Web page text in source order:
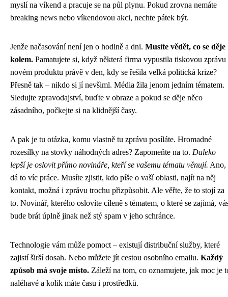
myslí na víkend a pracuje se na půl plynu. Pokud zrovna nemáte
breaking news nebo víkendovou akci, nechte pátek být.
Jenže načasování není jen o hodině a dni. Musíte vědět, co se děje
kolem. Pamatujete si, když některá firma vypustila tiskovou zprávu
novém produktu právě v den, kdy se řešila velká politická krize?
Přesně tak – nikdo si jí nevšiml. Média žila jenom jedním tématem.
Sledujte zpravodajství, buďte v obraze a pokud se děje něco
zásadního, počkejte si na klidnější časy.
A pak je tu otázka, komu vlastně tu zprávu posíláte. Hromadné
rozesílky na stovky náhodných adres? Zapomeňte na to. Daleko
lepší je oslovit přímo novináře, kteří se vašemu tématu věnují. Ano,
dá to víc práce. Musíte zjistit, kdo píše o vaší oblasti, najít na něj
kontakt, možná i zprávu trochu přizpůsobit. Ale věřte, že to stojí za
to. Novinář, kterého oslovíte cíleně s tématem, o které se zajímá,
bude brát úplně jinak než stý spam v jeho schránce.
Technologie vám může pomoct – existují distribuční služby, které
zajistí širší dosah. Nebo můžete jít cestou osobního emailu. Každý
způsob má svoje místo. Záleží na tom, co oznamujete, jak moc je
naléhavé a kolik máte času i prostředků.